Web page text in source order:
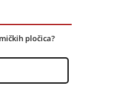
pločica?